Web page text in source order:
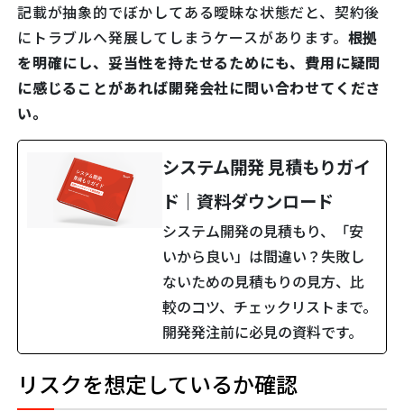
記載が抽象的でぼかしてある曖昧な状態だと、契約後
にトラブルへ発展してしまうケースがあります。 根拠
を明確にし、妥当性を持たせるためにも、費用に疑問
に感じることがあれば開発会社に問い合わせてくださ
い。
システム開発 見積もりガイ
ド｜資料ダウンロード
システム開発の見積もり、「安
いから良い」は間違い？失敗し
ないための見積もりの見方、比
較のコツ、チェックリストまで。
開発発注前に必見の資料です。
リスクを想定しているか確認